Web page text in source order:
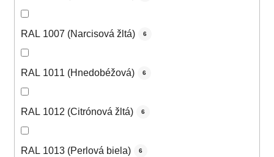
RAL 1007 (Narcisová žltá) 6
RAL 1011 (Hnedobéžová) 6
RAL 1012 (Citrónová žltá) 6
RAL 1013 (Perlová biela) 6